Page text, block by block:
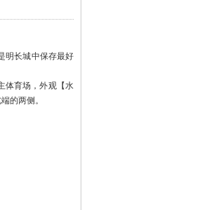
明长城中保存最好
体育场，外观【水
的两侧。